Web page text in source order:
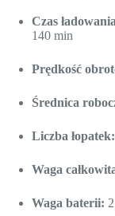
Czas
140 min
Prędkość
Średnica
Liczba łopatek:
Waga
Waga baterii: